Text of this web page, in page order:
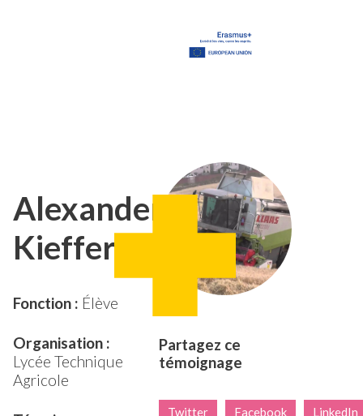
Alexander
Kieffer
Fonction : Élève
Organisation :
Lycée Technique
Agricole
Partagez ce
témoignage
Twitter Facebook LinkedIn